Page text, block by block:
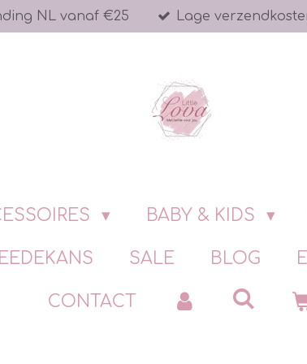
NL vanaf €25 Lage
BABY & KIDS
SALE BLOG
CONTACT